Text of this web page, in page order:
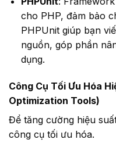
cho PHP, đảm bảo
PHPUnit giúp bạn
nguồn, góp phần
dụng.
Công Cụ Tối Ưu Hóa
Optimization Tools)
Để tăng cường hiệu
công cụ tối ưu hóa.